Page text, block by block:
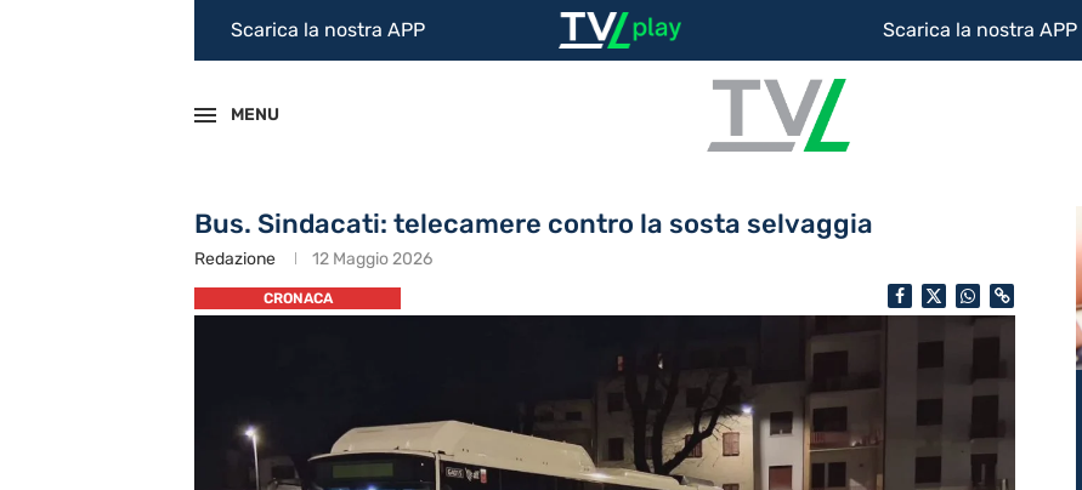
Scarica la nostra APP Scarica la nostra APP
MENU
Bus. Sindacati: telecamere contro la sosta selvaggia
Redazione 12 Maggio 2026
CRONACA